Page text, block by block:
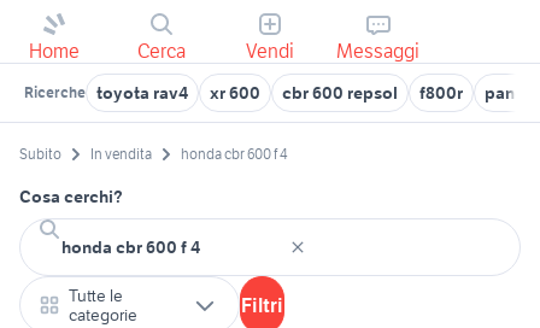
Home Cerca Vendi Messaggi
Ricerche toyota rav4 xr 600 cbr 600 repsol f800r panda
Subito In vendita honda cbr 600 f 4
Cosa cerchi?
Tutte le
categorie
Filtri